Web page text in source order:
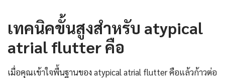
เทคนิคขั้นสูงสำหรับ atypical
atrial flutter คือ
เมื่อคุณเข้าใจพื้นฐานของ atypical atrial flutter คือแล้วก้าวต่อ